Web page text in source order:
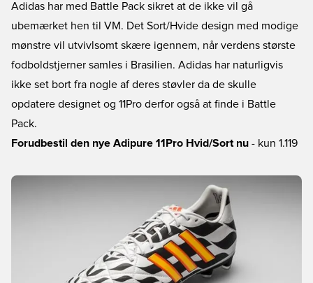
Adidas har med Battle Pack sikret at de ikke vil gå
ubemærket hen til VM. Det Sort/Hvide design med modige
mønstre vil utvivlsomt skære igennem, når verdens største
fodboldstjerner samles i Brasilien. Adidas har naturligvis
ikke set bort fra nogle af deres støvler da de skulle
opdatere designet og 11Pro derfor også at finde i Battle
Pack.
Forudbestil den nye Adipure 11Pro Hvid/Sort nu - kun 1.119